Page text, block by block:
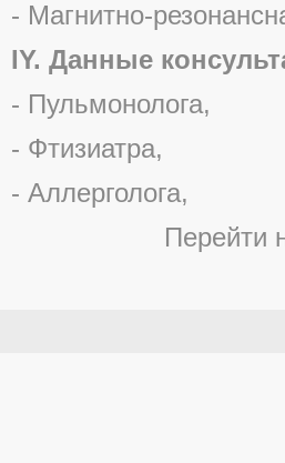
- Магнитно-
IY. Данные
- Пульмонолога,
- Фтизиатра,
- Аллерголога,
Перейти